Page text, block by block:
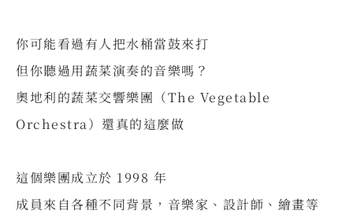
你可能看過有人把水桶當鼓來打
但你聽過用蔬菜演奏的音樂嗎？
奧地利的蔬菜交響樂團（The Vegetable
Orchestra）還真的這麼做
這個樂團成立於 1998 年
成員來自各種不同背景，音樂家、設計師、繪畫等